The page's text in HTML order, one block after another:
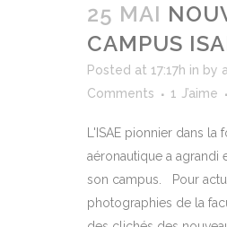
25 MAI
CAMPUS
Posted at 17:17h in by
Comments
1 J’aime
L'ISAE pionnier dans la
aéronautique a agrandi
son campus. Pour
photographies de la